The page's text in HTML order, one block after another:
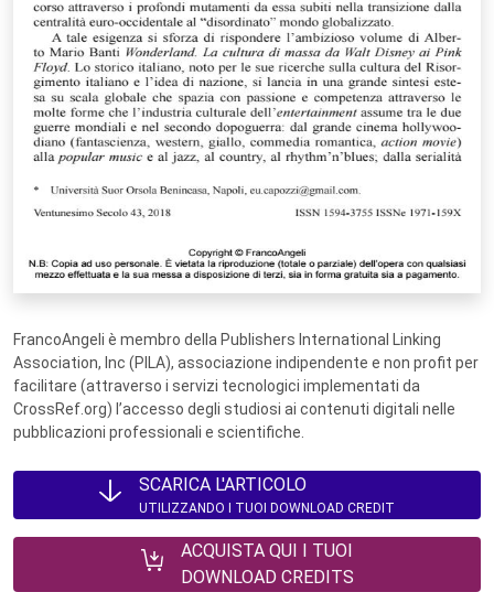
FrancoAngeli è membro della Publishers International Linking
Association, Inc (PILA), associazione indipendente e non profit per
facilitare (attraverso i servizi tecnologici implementati da
CrossRef.org) l’accesso degli studiosi ai contenuti digitali nelle
pubblicazioni professionali e scientifiche.
SCARICA L'ARTICOLO
UTILIZZANDO I TUOI DOWNLOAD CREDIT
ACQUISTA QUI I TUOI
DOWNLOAD CREDITS